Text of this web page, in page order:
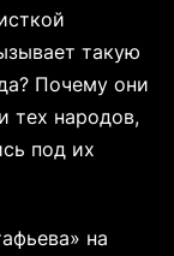
такую
Почему они
тех народов,
под их
на